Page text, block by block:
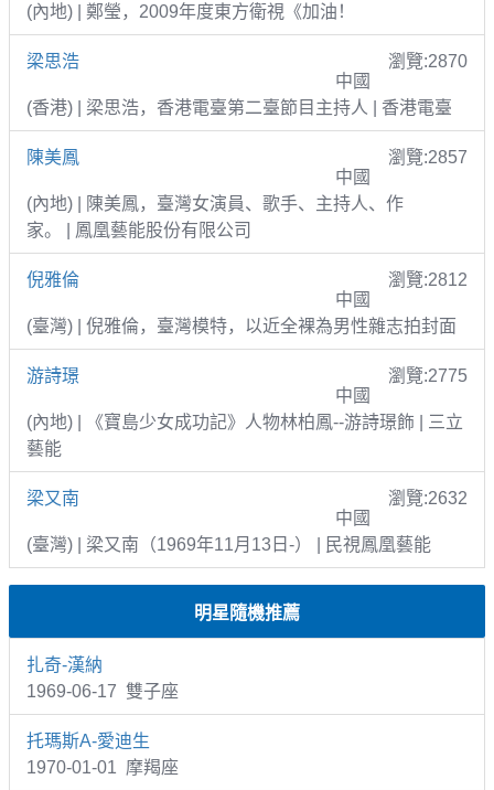
(內地) | 鄭瑩，2009年度東方衛視《加油！
梁思浩
瀏覽:2870
中國
(香港) | 梁思浩，香港電臺第二臺節目主持人 | 香港電臺
陳美鳳
瀏覽:2857
中國
(內地) | 陳美鳳，臺灣女演員、歌手、主持人、作
家。 | 鳳凰藝能股份有限公司
倪雅倫
瀏覽:2812
中國
(臺灣) | 倪雅倫，臺灣模特，以近全裸為男性雜志拍封面
游詩璟
瀏覽:2775
中國
(內地) | 《寶島少女成功記》人物林柏鳳--游詩璟飾 | 三立
藝能
梁又南
瀏覽:2632
中國
(臺灣) | 梁又南（1969年11月13日-） | 民視鳳凰藝能
明星隨機推薦
扎奇-漢納
1969-06-17 雙子座
托瑪斯A-愛迪生
1970-01-01 摩羯座